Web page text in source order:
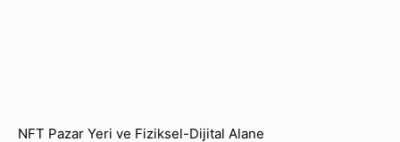
NFT Pazar Yeri ve Fiziksel-Dijital Alane